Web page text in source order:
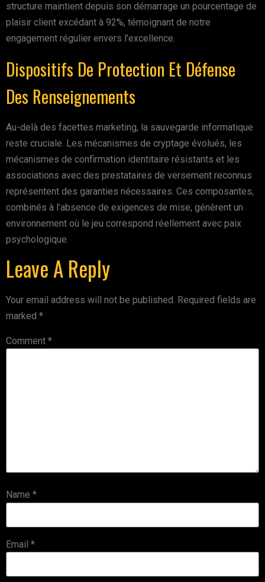
structure maintient depuis son démarrage un pourcentage de
plaisir client excédant à 92%, témoignant de notre
engagement régulier envers l’excellence.
Dispositifs De Protection Et Défense
Des Renseignements
Au-delà des facettes marketing, la sauvegarde informatique
reste cruciale. Les mécanismes de cryptage évolués, les
mécanismes de confirmation identitaire résistants et les
associations avec des prestataires de versement reconnus
représentent des garanties nécessaires. Ces composantes,
combinés à l’absence de exigences de mise, génèrent un
environnement où le jeu correspond réellement avec paix
psychologique.
Leave A Reply
Your email address will not be published. Required fields are
marked *
Comment *
Name *
Email *